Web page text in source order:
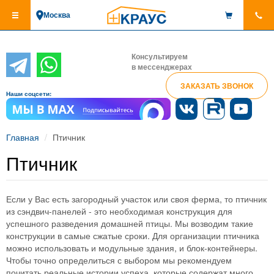
основному
Москва
Консультируем
в мессенджерах
ЗАКАЗАТЬ ЗВОНОК
Наши соцсети:
Главная Птичник
Птичник
Если у Вас есть загородный участок или своя ферма, то птичник
из сэндвич-панелей - это необходимая конструкция для
успешного разведения домашней птицы. Мы возводим такие
конструкции в самые сжатые сроки. Для организации птичника
можно использовать и модульные здания, и блок-контейнеры.
Чтобы точно определиться с выбором мы рекомендуем